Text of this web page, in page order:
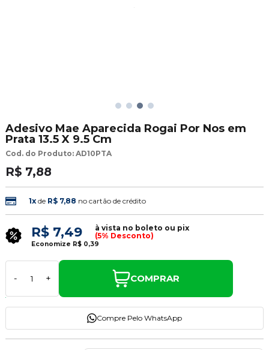
Adesivo Mae Aparecida Rogai Por Nos em
Prata 13.5 X 9.5 Cm
Cod. do Produto: AD10PTA
R$ 7,88
1xde R$ 7,88 no cartão de crédito
R$ 7,49
à vista no boleto ou pix
(5% Desconto)
Economize R$ 0,39
- + COMPRAR
Compre Pelo WhatsApp